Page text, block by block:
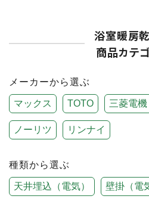
浴室暖房
商品カテ
メーカーから選ぶ
マックス TOTO 三菱電機
ノーリツ リンナイ
種類から選ぶ
天井埋込（電気） 壁掛（電